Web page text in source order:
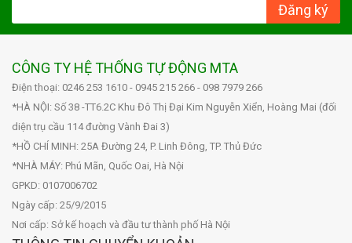
Đăng ký
CÔNG TY HỆ THỐNG TỰ ĐỘNG MTA
Điện thoại: 0246 253 1610 - 0945 215 266 - 098 7979 266
*HÀ NỘI: Số 38 -TT6.2C Khu Đô Thị Đại Kim Nguyễn Xiển, Hoàng Mai (đối
diện trụ cầu 114 đường Vành Đai 3)
*HỒ CHÍ MINH: 25A Đường 24, P. Linh Đông, TP. Thủ Đức
*NHÀ MÁY: Phú Mãn, Quốc Oai, Hà Nội
GPKD: 0107006702
Ngày cấp: 25/9/2015
Nơi cấp: Sở kế hoạch và đầu tư thành phố Hà Nội